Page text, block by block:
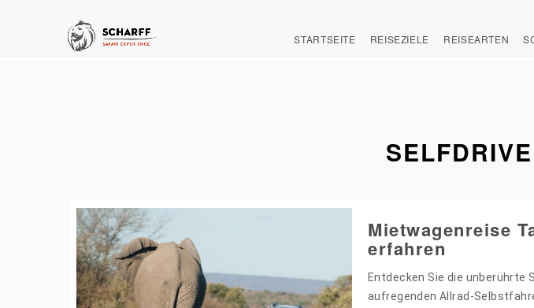
STARTSEITE REISEZIELE REISEARTEN
Mietwagenreise
erfahren
Entdecken Sie die unberührte
aufregenden Allrad-